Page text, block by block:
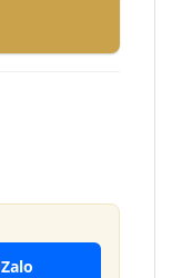
Zalo